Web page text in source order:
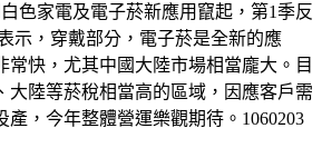
色家電及電子菸新應用竄起，第1季反
示，穿戴部分，電子菸是全新的應
常快，尤其中國大陸市場相當龐大。目
大陸等菸稅相當高的區域，因應客戶需
產，今年整體營運樂觀期待。1060203